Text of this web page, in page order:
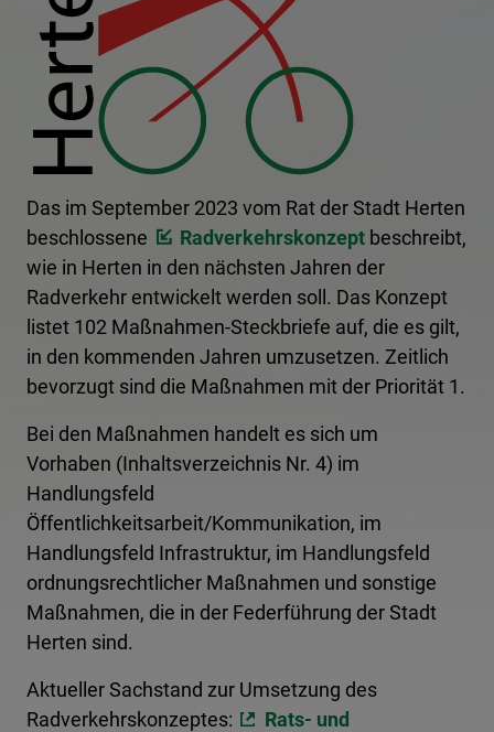
Das im September 2023 vom Rat der Stadt Herten
beschlossene
Radverkehrskonzept beschreibt,
wie in Herten in den nächsten Jahren der
Radverkehr entwickelt werden soll. Das Konzept
listet 102 Maßnahmen-Steckbriefe auf, die es gilt,
in den kommenden Jahren umzusetzen. Zeitlich
bevorzugt sind die Maßnahmen mit der Priorität 1.
Bei den Maßnahmen handelt es sich um
Vorhaben (Inhaltsverzeichnis Nr. 4) im
Handlungsfeld
Öffentlichkeitsarbeit/Kommunikation, im
Handlungsfeld Infrastruktur, im Handlungsfeld
ordnungsrechtlicher Maßnahmen und sonstige
Maßnahmen, die in der Federführung der Stadt
Herten sind.
Aktueller Sachstand zur Umsetzung des
Radverkehrskonzeptes:
Rats- und